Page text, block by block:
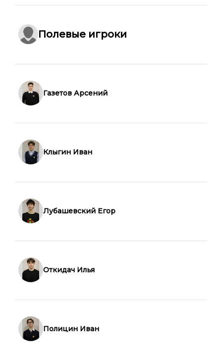
Полевые игроки
Газетов Арсений
Клыгин Иван
Лубашевский Егор
Откидач Илья
Полицин Иван